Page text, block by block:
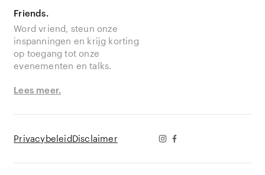
Friends.
Word vriend, steun onze
inspanningen en krijg korting
op toegang tot onze
evenementen en talks.
Lees meer.
PrivacybeleidDisclaimer